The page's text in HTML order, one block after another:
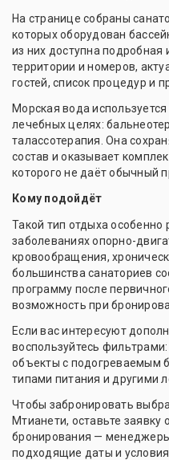
На странице собраны
которых оборудован
из них доступна
территории и номеров,
гостей, список процедур и
Морская вода
лечебных целях:
талассотерапия. Она
состав и оказывает
которого не даёт обычный
Кому подойдёт
Такой тип отдыха особенно
заболеваниях опорно-
кровообращения,
большинства санаториев
программу после
возможность при
Если вас интересуют
воспользуйтесь
объекты с подогреваемым
типами питания и другими
Чтобы забронировать
Мтианети, оставьте заявку
бронирования —
подходящие даты и